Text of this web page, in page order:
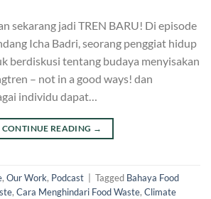
sekarang jadi TREN BARU! Di episode
Icha Badri, seorang penggiat hidup
berdiskusi tentang budaya menyisakan
– not in a good ways! dan
individu dapat…
CONTINUE READING →
, Our Work, Podcast | Tagged Bahaya Food
, Cara Menghindari Food Waste, Climate